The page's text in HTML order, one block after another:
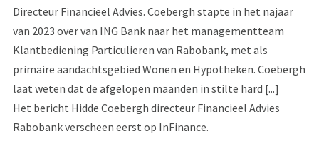
Directeur Financieel Advies. Coebergh stapte in het najaar
van 2023 over van ING Bank naar het managementteam
Klantbediening Particulieren van Rabobank, met als
primaire aandachtsgebied Wonen en Hypotheken. Coebergh
laat weten dat de afgelopen maanden in stilte hard [...]
Het bericht Hidde Coebergh directeur Financieel Advies
Rabobank verscheen eerst op InFinance.